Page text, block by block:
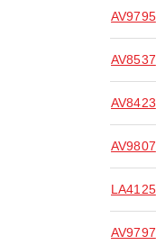
AV9795
AV8537
AV8423
AV9807
LA4125
AV9797